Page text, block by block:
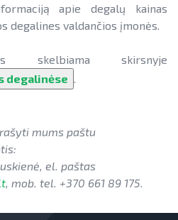
apie degalų kainas
degalines valdančios įmonės.
skelbiama skirsnyje
degalinėse
mums paštu
el. paštas
, mob. tel. +370 661 89 175.